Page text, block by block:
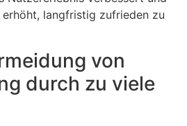
langfristig zufrieden zu
von
durch zu viele